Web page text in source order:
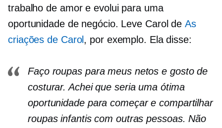
trabalho de amor e evolui para uma
oportunidade de negócio. Leve Carol deAs
criações de Carol, por exemplo. Ela disse:
Faço roupas para meus netos e gosto de
costurar. Achei que seria uma ótima
oportunidade para começar e compartilhar
roupas infantis com outras pessoas. Não